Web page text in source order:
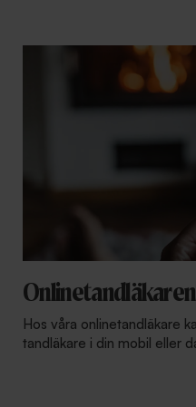
Onlinetandläkaren
Hos våra onlinetandläkare
tandläkare i din mobil eller